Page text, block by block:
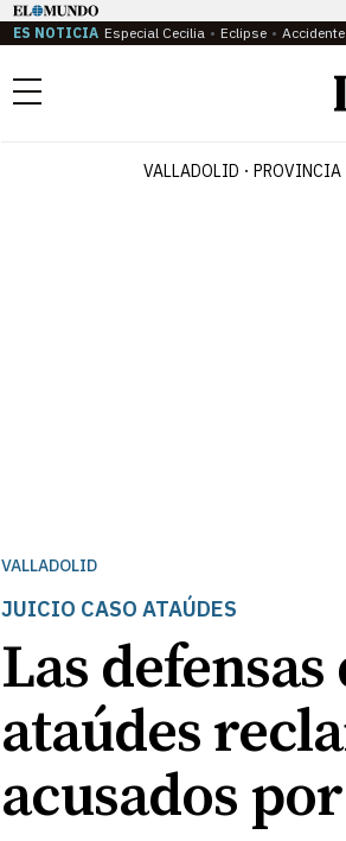
ES NOTICIA Especial Cecilia Eclipse Accidente
Menú
VALLADOLID PROVINCIA
VALLADOLID
JUICIO CASO ATAÚDES
Las
ataúdes
acusados